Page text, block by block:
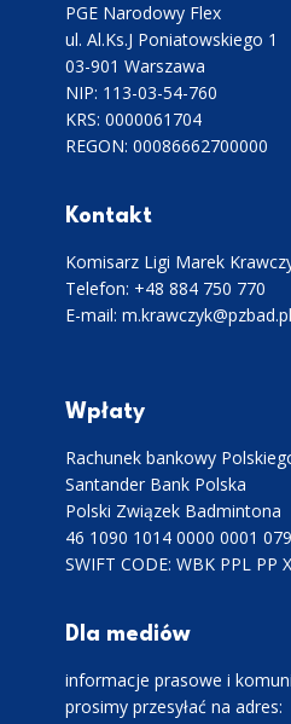
PGE Narodowy Flex
ul. Al.Ks.J Poniatowskiego 1
03-901 Warszawa
NIP: 113-03-54-760
KRS: 0000061704
REGON: 00086662700000
Kontakt
Komisarz Ligi Marek
Telefon: +48 884 750 770
E-mail: m.krawczyk@pzbad.pl
Wpłaty
Rachunek bankowy
Santander Bank Polska
Polski Związek Badmintona
46 1090 1014 0000 0001
SWIFT CODE: WBK PPL PP
Dla mediów
informacje prasowe i
prosimy przesyłać na adres: